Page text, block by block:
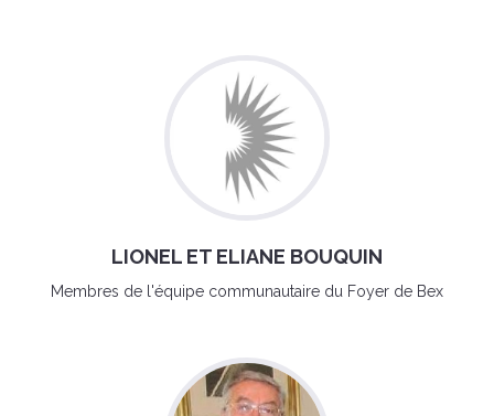
LIONEL ET ELIANE BOUQUIN
Membres de l'équipe communautaire du Foyer de Bex